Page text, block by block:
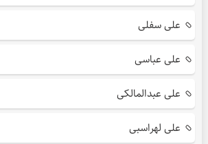
علی سفلی
علی عباسی
علی عبدالمالکی
علی لهراسبی